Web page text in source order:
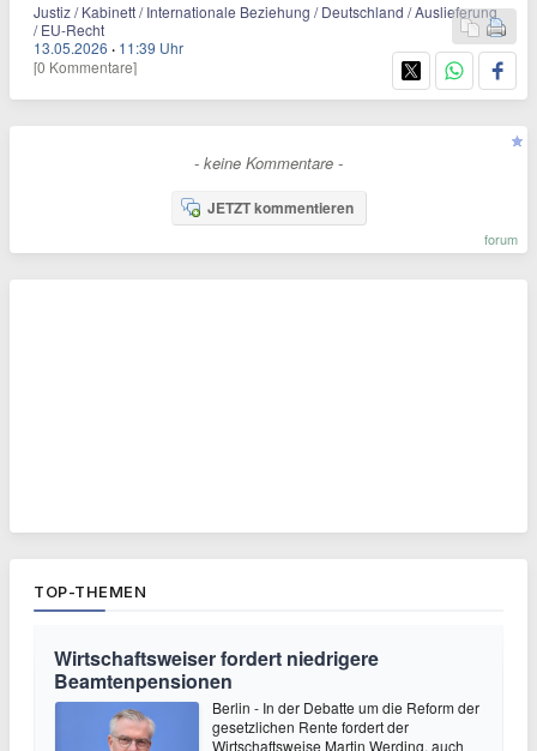
Justiz / Kabinett / Internationale Beziehung / Deutschland / Auslieferung
/ EU-Recht
13.05.2026 · 11:39 Uhr
[0 Kommentare]
- keine Kommentare -
JETZT kommentieren
forum
TOP-THEMEN
Wirtschaftsweiser fordert niedrigere
Beamtenpensionen
Berlin - In der Debatte um die Reform der
gesetzlichen Rente fordert der
Wirtschaftsweise Martin Werding, auch